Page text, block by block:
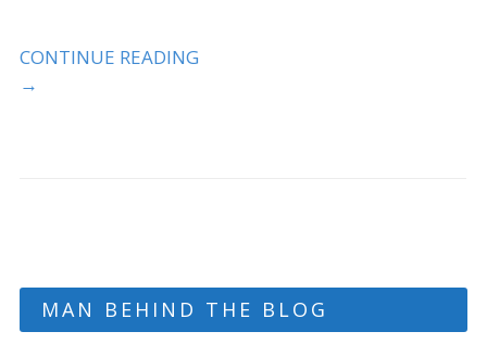
CONTINUE READING
→
MAN BEHIND THE BLOG